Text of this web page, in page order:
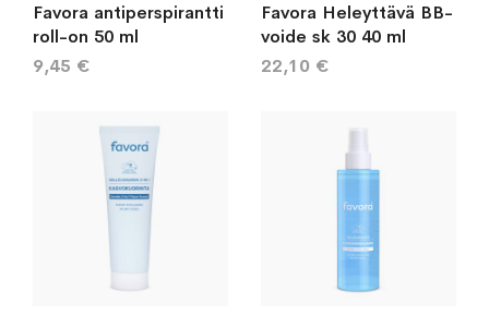
Favora antiperspirantti
roll-on 50 ml
9,45 €
Favora Heleyttävä BB-
voide sk 30 40 ml
22,10 €